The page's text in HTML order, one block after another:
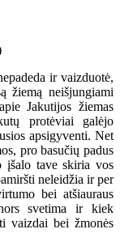
ir vaizduotė,
žiemą neišjungiami
Jakutijos žiemas
protėviai galėjo
apsigyventi. Net
pro basučių padus
įšalo tave skiria vos
neleidžia ir per
bei atšiauraus
svetima ir kiek
vaizdai bei žmonės